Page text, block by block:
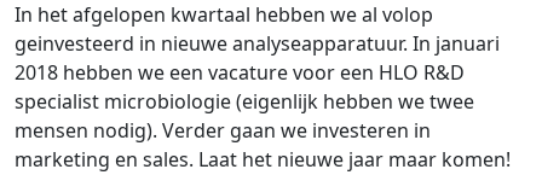
In het afgelopen kwartaal hebben we al volop
geinvesteerd in nieuwe analyseapparatuur. In januari
2018 hebben we een vacature voor een HLO R&D
specialist microbiologie (eigenlijk hebben we twee
mensen nodig). Verder gaan we investeren in
marketing en sales. Laat het nieuwe jaar maar komen!